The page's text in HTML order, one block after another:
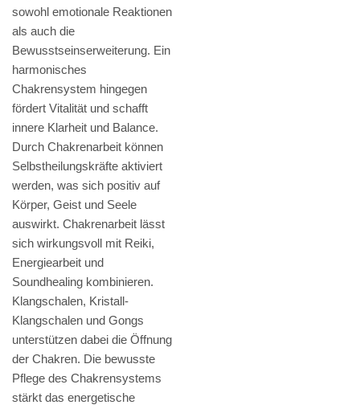
sowohl emotionale Reaktionen
als auch die
Bewusstseinserweiterung. Ein
harmonisches
Chakrensystem hingegen
fördert Vitalität und schafft
innere Klarheit und Balance.
Durch Chakrenarbeit können
Selbstheilungskräfte aktiviert
werden, was sich positiv auf
Körper, Geist und Seele
auswirkt. Chakrenarbeit lässt
sich wirkungsvoll mit Reiki,
Energiearbeit und
Soundhealing kombinieren.
Klangschalen, Kristall-
Klangschalen und Gongs
unterstützen dabei die Öffnung
der Chakren. Die bewusste
Pflege des Chakrensystems
stärkt das energetische